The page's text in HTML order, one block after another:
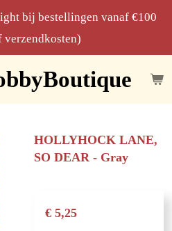
bij bestellingen vanaf €100
verzendkosten)
HOLLYHOCK LANE,
SO DEAR - Gray
€ 5,25